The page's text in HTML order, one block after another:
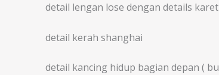
detail lengan lose dengan details
️ detail kerah shanghai
detail kancing hidup bagian depan (